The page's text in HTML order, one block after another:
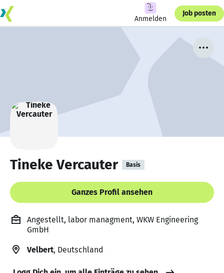
Anmelden
Job posten
Tineke Vercauter Basis
Ganzes Profil ansehen
Angestellt, labor managment, WKW Engineering
GmbH
Velbert, Deutschland